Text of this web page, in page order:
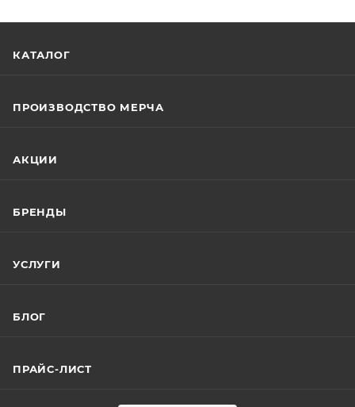
КАТАЛОГ
ПРОИЗВОДСТВО МЕРЧА
АКЦИИ
БРЕНДЫ
УСЛУГИ
БЛОГ
ПРАЙС-ЛИСТ